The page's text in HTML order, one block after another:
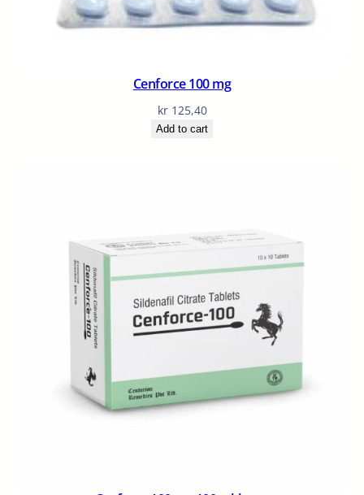
Cenforce 100 mg
kr125,40
Add to cart